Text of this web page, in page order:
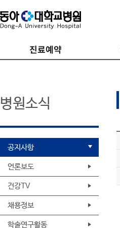
진료예약
병원소식
공지사항
언론보도
건강TV
채용정보
학술연구활동